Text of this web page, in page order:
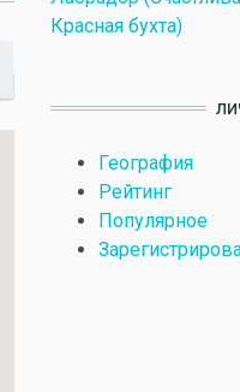
Красная бухта)
География
Рейтинг
Популярное